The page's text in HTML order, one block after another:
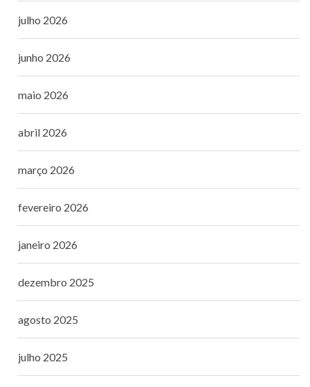
julho 2026
junho 2026
maio 2026
abril 2026
março 2026
fevereiro 2026
janeiro 2026
dezembro 2025
agosto 2025
julho 2025